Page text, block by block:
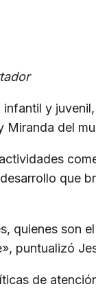
y
Miranda del
que
quienes son
puntualizó
de